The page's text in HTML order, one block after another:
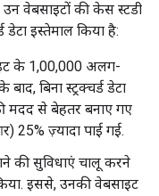
उन वेबसाइटों की केस स्टडी
डेटा इस्तेमाल किया है:
के 1,00,000 अलग-
बिना स्ट्रक्चर्ड डेटा
मदद से बेहतर बनाए गए
25% ज़्यादा पाई गई.
की सुविधाएं चालू करने
इससे, उनकी वेबसाइट